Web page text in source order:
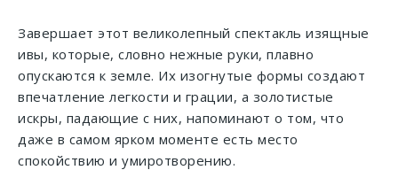
Завершает этот великолепный спектакль изящные
ивы, которые, словно нежные руки, плавно
опускаются к земле. Их изогнутые формы создают
впечатление легкости и грации, а золотистые
искры, падающие с них, напоминают о том, что
даже в самом ярком моменте есть место
спокойствию и умиротворению.